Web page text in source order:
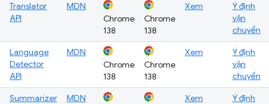
Translator
API
MDN
Chrome
138
Chrome
138
Xem
Ý định
vận
chuyển
Language
Detector
API
MDN
Chrome
138
Chrome
138
Xem
Ý định
vận
chuyển
Summarizer
MDN
Xem
Ý định